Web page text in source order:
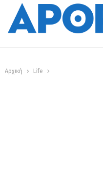
Αρχική Life